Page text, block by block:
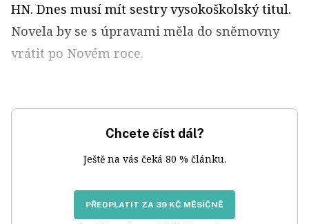
HN. Dnes musí mít sestry vysokoškolský titul.
Novela by se s úpravami měla do sněmovny
vrátit po Novém roce.
Chcete číst dál?
Ještě na vás čeká 80 % článku.
PŘEDPLATIT ZA 39 KČ MĚSÍČNĚ